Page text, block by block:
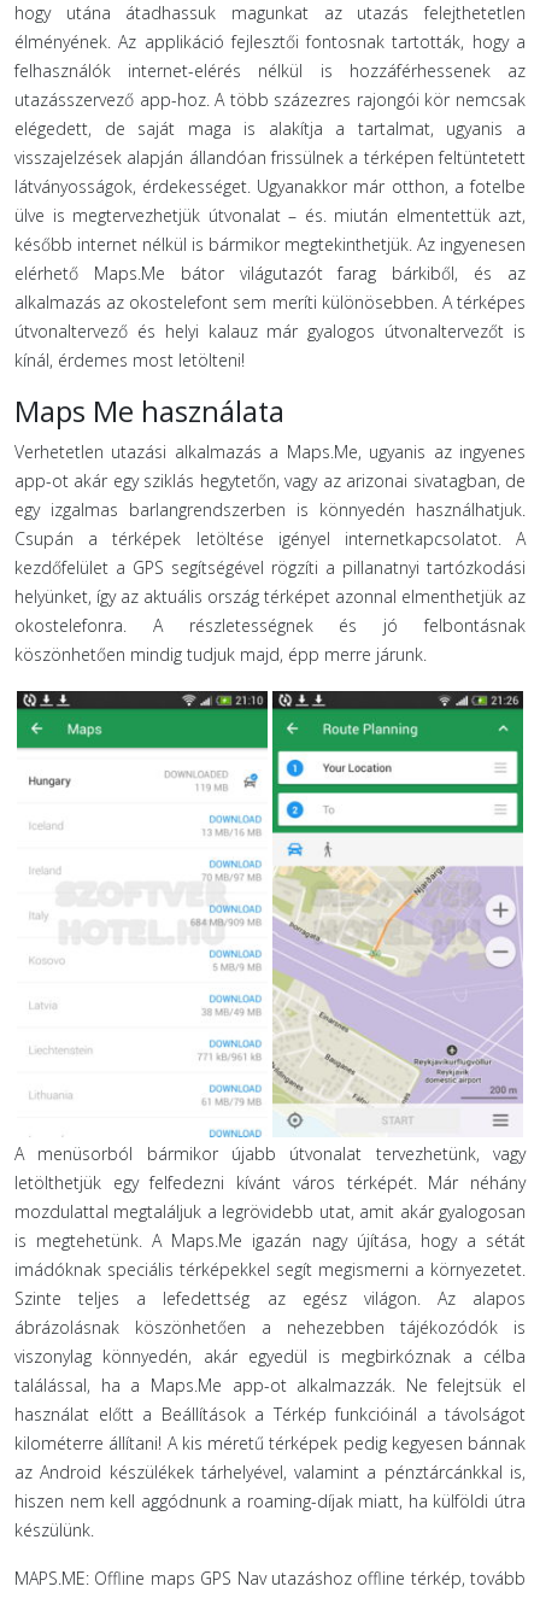
hogy utána átadhassuk magunkat az utazás felejthetetlen
élményének. Az applikáció fejlesztői fontosnak tartották, hogy a
felhasználók internet-elérés nélkül is hozzáférhessenek az
utazásszervező app-hoz. A több százezres rajongói kör nemcsak
elégedett, de saját maga is alakítja a tartalmat, ugyanis a
visszajelzések alapján állandóan frissülnek a térképen feltüntetett
látványosságok, érdekességet. Ugyanakkor már otthon, a fotelbe
ülve is megtervezhetjük útvonalat – és. miután elmentettük azt,
később internet nélkül is bármikor megtekinthetjük. Az ingyenesen
elérhető Maps.Me bátor világutazót farag bárkiből, és az
alkalmazás az okostelefont sem meríti különösebben. A térképes
útvonaltervező és helyi kalauz már gyalogos útvonaltervezőt is
kínál, érdemes most letölteni!
Maps Me használata
Verhetetlen utazási alkalmazás a Maps.Me, ugyanis az ingyenes
app-ot akár egy sziklás hegytetőn, vagy az arizonai sivatagban, de
egy izgalmas barlangrendszerben is könnyedén használhatjuk.
Csupán a térképek letöltése igényel internetkapcsolatot. A
kezdőfelület a GPS segítségével rögzíti a pillanatnyi tartózkodási
helyünket, így az aktuális ország térképet azonnal elmenthetjük az
okostelefonra. A részletességnek és jó felbontásnak
köszönhetően mindig tudjuk majd, épp merre járunk.
A menüsorból bármikor újabb útvonalat tervezhetünk, vagy
letölthetjük egy felfedezni kívánt város térképét. Már néhány
mozdulattal megtaláljuk a legrövidebb utat, amit akár gyalogosan
is megtehetünk. A Maps.Me igazán nagy újítása, hogy a sétát
imádóknak speciális térképekkel segít megismerni a környezetet.
Szinte teljes a lefedettség az egész világon. Az alapos
ábrázolásnak köszönhetően a nehezebben tájékozódók is
viszonylag könnyedén, akár egyedül is megbirkóznak a célba
találással, ha a Maps.Me app-ot alkalmazzák. Ne felejtsük el
használat előtt a Beállítások a Térkép funkcióinál a távolságot
kilométerre állítani! A kis méretű térképek pedig kegyesen bánnak
az Android készülékek tárhelyével, valamint a pénztárcánkkal is,
hiszen nem kell aggódnunk a roaming-díjak miatt, ha külföldi útra
készülünk.
MAPS.ME: Offline maps GPS Nav utazáshoz offline térkép, tovább